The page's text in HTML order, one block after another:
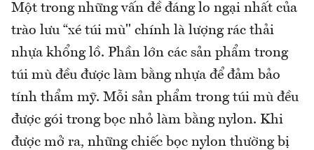
Một trong những vấn đề đáng lo ngại nhất của
trào lưu “xé túi mù" chính là lượng rác thải
nhựa khổng lồ. Phần lớn các sản phẩm trong
túi mù đều được làm bằng nhựa để đảm bảo
tính thẩm mỹ. Mỗi sản phẩm trong túi mù đều
được gói trong bọc nhỏ làm bằng nylon. Khi
được mở ra, những chiếc bọc nylon thường bị